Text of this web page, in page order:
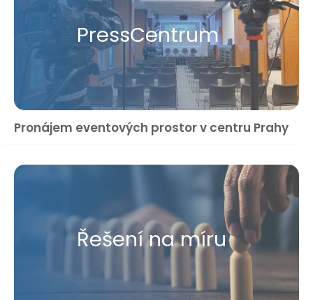
Press​Centrum
Pronájem eventových prostor v centru Prahy
Řešení na míru